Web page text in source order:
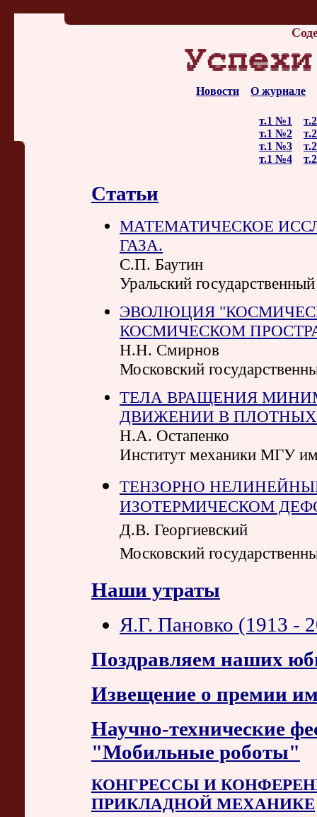
Новости О журнале
т.1 №1
т.1 №2
т.1 №3
т.1 №4
Статьи
МАТЕМАТИЧЕСКОЕ
ГАЗА.
С.П. Баутин
Уральский
ЭВОЛЮЦИЯ
КОСМИЧЕСКОМ
Н.Н. Смирнов
Московский
ТЕЛА ВРАЩЕНИЯ
ДВИЖЕНИИ В
Н.А. Остапенко
Институт механики МГУ
ТЕНЗОРНО
ИЗОТЕРМИЧЕСКОМ
Д.В. Георгиевский
Московский
Наши утраты
Я.Г. Пановко (1913 -
Поздравляем наших
Извещение о премии
Научно-технические
"Мобильные роботы"
КОНГРЕССЫ И
ПРИКЛАДНОЙ МЕХАНИКЕ